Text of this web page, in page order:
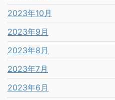
2023年10月
2023年9月
2023年8月
2023年7月
2023年6月